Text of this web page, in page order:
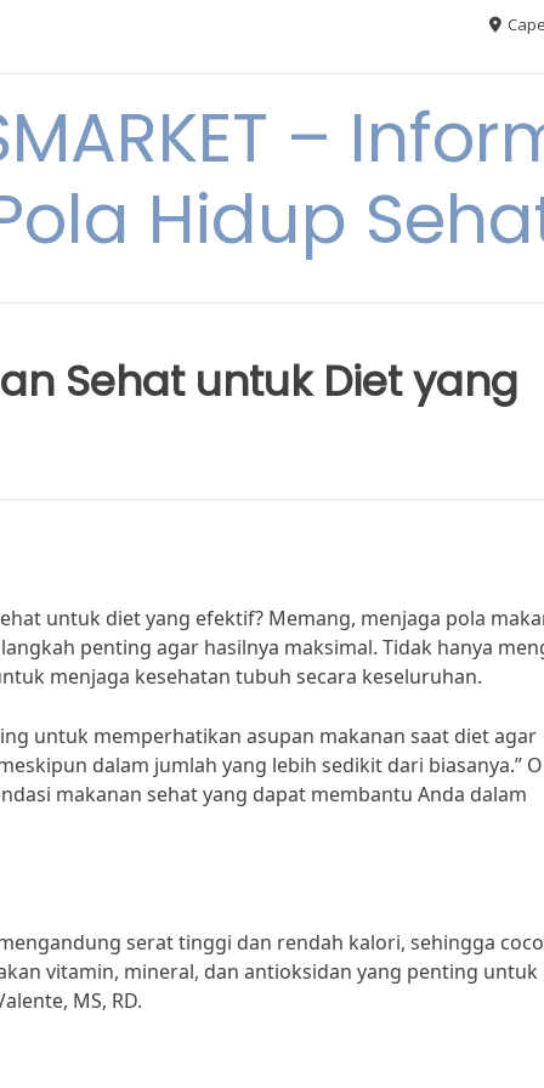
–
Hidup
Sehat untuk Diet yang
untuk diet yang efektif? Memang, menjaga pola
penting agar hasilnya maksimal. Tidak hanya
menjaga kesehatan tubuh secara keseluruhan.
untuk memperhatikan asupan makanan saat diet agar
dalam jumlah yang lebih sedikit dari biasanya.”
makanan sehat yang dapat membantu Anda dalam
serat tinggi dan rendah kalori, sehingga
vitamin, mineral, dan antioksidan yang penting untuk
MS, RD.